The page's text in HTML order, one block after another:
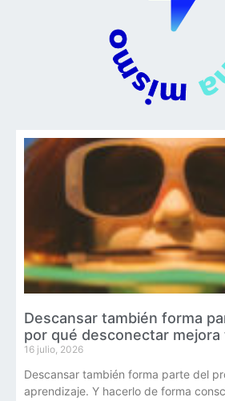
Descansar también forma
por qué desconectar
16 julio, 2026
Descansar también forma parte del
aprendizaje. Y hacerlo de forma